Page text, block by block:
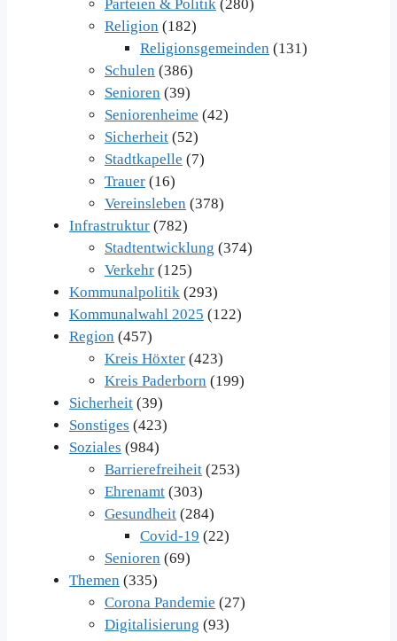
Parteien & Politik (280)
Religion (182)
Religionsgemeinden (131)
Schulen (386)
Senioren (39)
Seniorenheime (42)
Sicherheit (52)
Stadtkapelle (7)
Trauer (16)
Vereinsleben (378)
Infrastruktur (782)
Stadtentwicklung (374)
Verkehr (125)
Kommunalpolitik (293)
Kommunalwahl 2025 (122)
Region (457)
Kreis Höxter (423)
Kreis Paderborn (199)
Sicherheit (39)
Sonstiges (423)
Soziales (984)
Barrierefreiheit (253)
Ehrenamt (303)
Gesundheit (284)
Covid-19 (22)
Senioren (69)
Themen (335)
Corona Pandemie (27)
Digitalisierung (93)